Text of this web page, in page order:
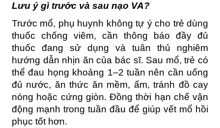
Lưu ý gì trước và sau nạo VA?
Trước mổ, phụ huynh không tự ý cho trẻ dùng
thuốc chống viêm, cần thông báo đầy đủ
thuốc đang sử dụng và tuân thủ nghiêm
hướng dẫn nhịn ăn của bác sĩ. Sau mổ, trẻ có
thể đau họng khoảng 1–2 tuần nên cần uống
đủ nước, ăn thức ăn mềm, ấm, tránh đồ cay
nóng hoặc cứng giòn. Đồng thời hạn chế vận
động mạnh trong tuần đầu để giúp vết mổ hồi
phục tốt hơn.